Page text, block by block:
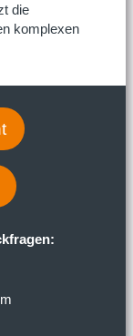
die
komplexen